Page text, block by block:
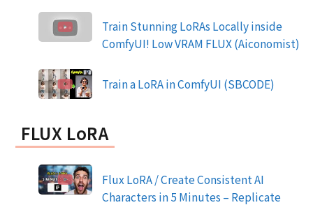
Train Stunning LoRAs Locally inside
ComfyUI! Low VRAM FLUX (Aiconomist)
Train a LoRA in ComfyUI (SBCODE)
FLUX LoRA
Flux LoRA / Create Consistent AI
Characters in 5 Minutes – Replicate